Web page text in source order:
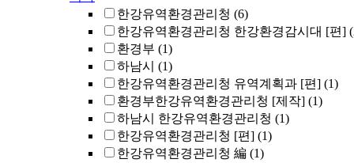
한강유역환경관리청 (6)
한강유역환경관리청 한강환경감시대 [편]
환경부 (1)
하남시 (1)
한강유역환경관리청 유역계획과 [편] (1)
환경부한강유역환경관리청 [제작] (1)
하남시 한강유역환경관리청 (1)
한강유역환경관리청 [편] (1)
한강유역환경관리청 編 (1)